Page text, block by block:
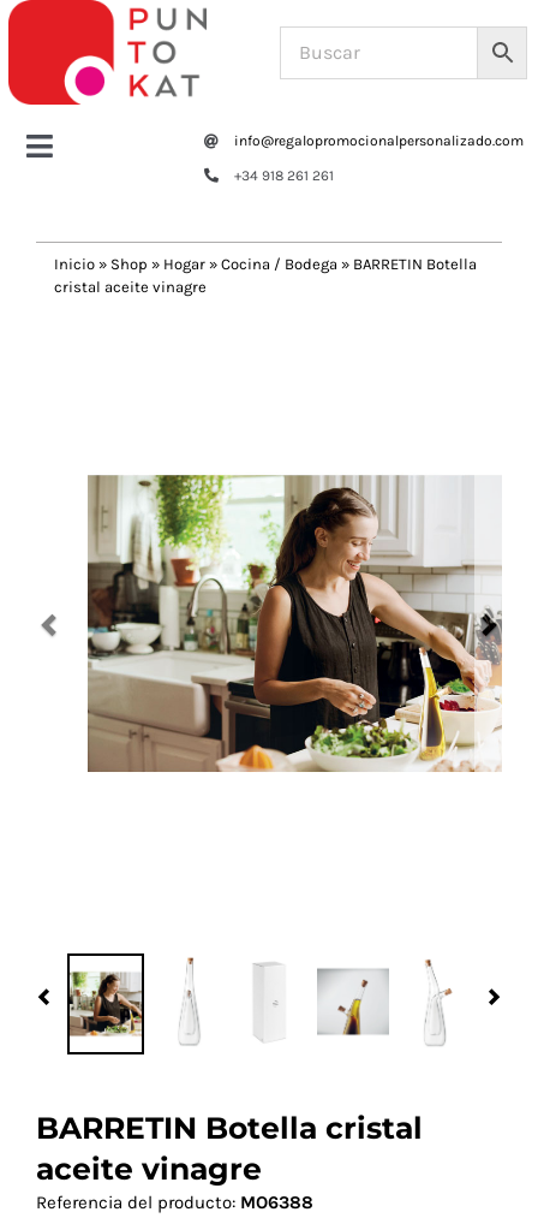
Saltar
contenido
Toggle
Tazas y botellas
Navidad 🎄 Invierno
Más Regalos
info@regalopromocionalpersonalizado.com
+34 918 261 261
Inicio » Shop » Hogar » Cocina / Bodega » BARRETIN Botella
cristal aceite vinagre
Previous
BARRETIN Botella cristal
aceite vinagre
Referencia del producto: MO6388